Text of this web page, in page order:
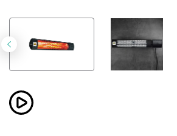
Предыдущий
слайд